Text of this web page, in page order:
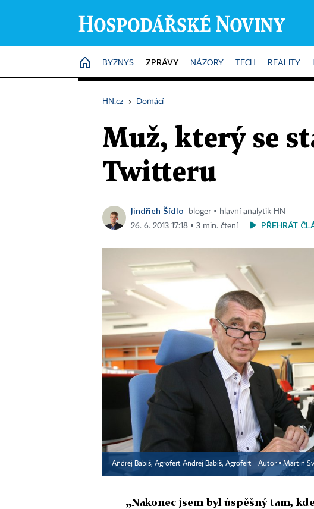
HOME
BYZNYS ZPRÁVY NÁZORY TECH REALITY
HN.cz › Domácí
Muž, který se
Twitteru
Jindřich Šídlo
bloger ▪ hlavní analytik HN
26. 6. 2013 17:18 ▪ 3 min. čtení
PŘEHRÁT
Andrej Babiš, Agrofert Andrej Babiš, Agrofert Autor ▪Martin
„Nakonec jsem byl úspěšný tam,